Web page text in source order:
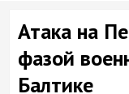
Атака на
фазой
Балтике